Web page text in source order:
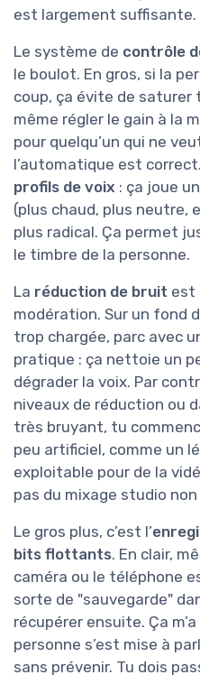
est largement suffisante.
Le système de contrôle
le boulot. En gros, si la
coup, ça évite de saturer
même régler le gain à la
pour quelqu’un qui ne
l’automatique est
profils de voix : ça joue
(plus chaud, plus neutre,
plus radical. Ça permet
le timbre de la personne.
La réduction de bruit est
modération. Sur un fond
trop chargée, parc avec
pratique : ça nettoie un
dégrader la voix. Par
niveaux de réduction ou
très bruyant, tu
peu artificiel, comme un
exploitable pour de la
pas du mixage studio non
Le gros plus, c’est l’
bits flottants. En clair,
caméra ou le téléphone
sorte de "sauvegarde"
récupérer ensuite. Ça
personne s’est mise à
sans prévenir. Tu dois